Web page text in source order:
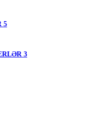
5
3
keçirən siz olun